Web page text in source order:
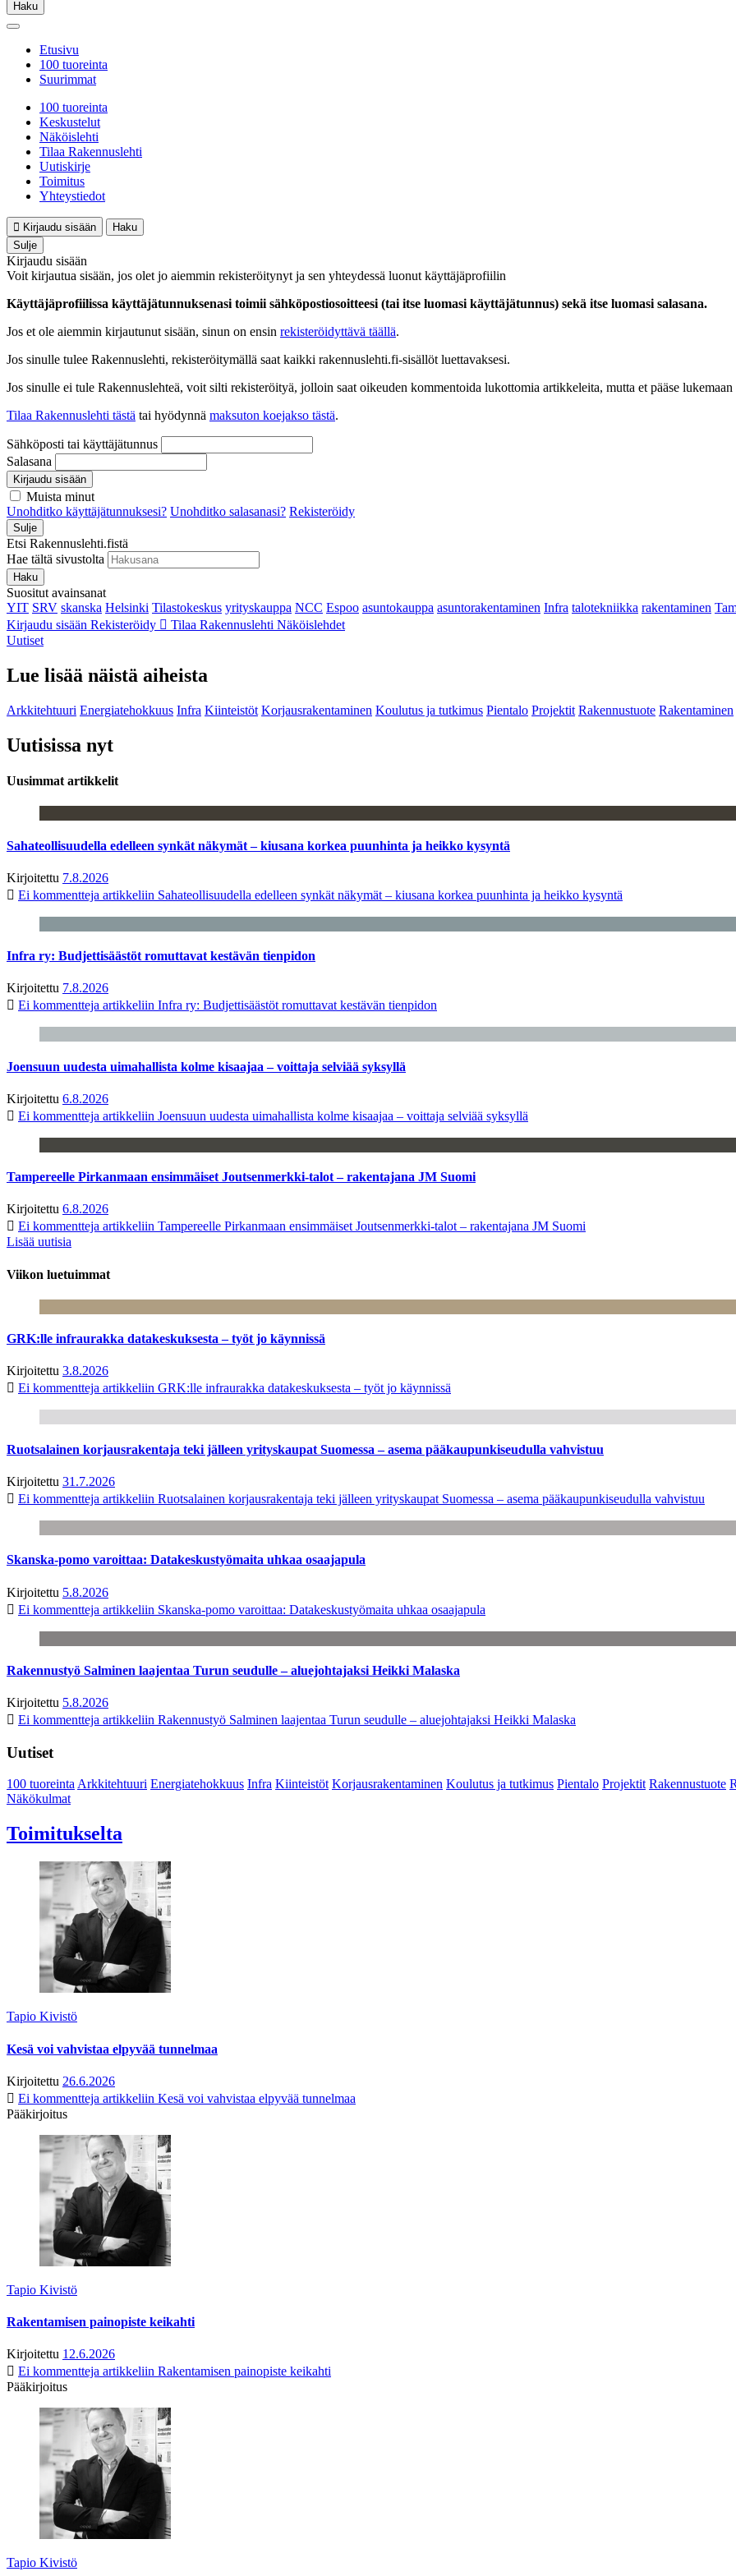
Haku
Etusivu
100 tuoreinta
Suurimmat
100 tuoreinta
Keskustelut
Näköislehti
Tilaa Rakennuslehti
Uutiskirje
Toimitus
Yhteystiedot
Kirjaudu sisään
Haku
Sulje
Kirjaudu sisään
Voit kirjautua sisään, jos olet jo aiemmin rekisteröitynyt ja sen yhteydessä luonut käyttäjäprofiilin
Käyttäjäprofiilissa käyttäjätunnuksenasi toimii sähköpostiosoitteesi (tai itse luomasi käyttäjätunnus) sekä itse luomasi salasana.
Jos et ole aiemmin kirjautunut sisään, sinun on ensin rekisteröidyttävä täällä.
Jos sinulle tulee Rakennuslehti, rekisteröitymällä saat kaikki rakennuslehti.fi-sisällöt luettavaksesi.
Jos sinulle ei tule Rakennuslehteä, voit silti rekisteröityä, jolloin saat oikeuden kommentoida lukottomia artikkeleita, mutta et pääse
Tilaa Rakennuslehti tästä tai hyödynnä maksuton koejakso tästä.
Sähköposti tai käyttäjätunnus
Salasana
Kirjaudu sisään
Muista minut
Unohditko käyttäjätunnuksesi? Unohditko salasanasi? Rekisteröidy
Sulje
Etsi Rakennuslehti.fistä
Hae tältä sivustolta
Haku
Suositut avainsanat
YIT SRV skanska Helsinki Tilastokeskus yrityskauppa NCC Espoo asuntokauppa asuntorakentaminen Infra talotekniikka rakentaminen
Kirjaudu sisään Rekisteröidy Tilaa Rakennuslehti Näköislehdet
Uutiset
Lue lisää näistä aiheista
Arkkitehtuuri Energiatehokkuus Infra Kiinteistöt Korjausrakentaminen Koulutus ja tutkimus Pientalo Projektit Rakennustuote Rakentaminen
Uutisissa nyt
Uusimmat artikkelit
Sahateollisuudella edelleen synkät näkymät – kiusana korkea puunhinta ja heikko kysyntä
Kirjoitettu 7.8.2026
Ei kommentteja artikkeliin Sahateollisuudella edelleen synkät näkymät – kiusana korkea puunhinta ja heikko kysyntä
Infra ry: Budjettisäästöt romuttavat kestävän tienpidon
Kirjoitettu 7.8.2026
Ei kommentteja artikkeliin Infra ry: Budjettisäästöt romuttavat kestävän tienpidon
Joensuun uudesta uimahallista kolme kisaajaa – voittaja selviää syksyllä
Kirjoitettu 6.8.2026
Ei kommentteja artikkeliin Joensuun uudesta uimahallista kolme kisaajaa – voittaja selviää syksyllä
Tampereelle Pirkanmaan ensimmäiset Joutsenmerkki-talot – rakentajana JM Suomi
Kirjoitettu 6.8.2026
Ei kommentteja artikkeliin Tampereelle Pirkanmaan ensimmäiset Joutsenmerkki-talot – rakentajana JM Suomi
Lisää uutisia
Viikon luetuimmat
GRK:lle infraurakka datakeskuksesta – työt jo käynnissä
Kirjoitettu 3.8.2026
Ei kommentteja artikkeliin GRK:lle infraurakka datakeskuksesta – työt jo käynnissä
Ruotsalainen korjausrakentaja teki jälleen yrityskaupat Suomessa – asema pääkaupunkiseudulla vahvistuu
Kirjoitettu 31.7.2026
Ei kommentteja artikkeliin Ruotsalainen korjausrakentaja teki jälleen yrityskaupat Suomessa – asema pääkaupunkiseudulla vahvistuu
Skanska-pomo varoittaa: Datakeskustyömaita uhkaa osaajapula
Kirjoitettu 5.8.2026
Ei kommentteja artikkeliin Skanska-pomo varoittaa: Datakeskustyömaita uhkaa osaajapula
Rakennustyö Salminen laajentaa Turun seudulle – aluejohtajaksi Heikki Malaska
Kirjoitettu 5.8.2026
Ei kommentteja artikkeliin Rakennustyö Salminen laajentaa Turun seudulle – aluejohtajaksi Heikki Malaska
Uutiset
100 tuoreintaArkkitehtuuri Energiatehokkuus Infra Kiinteistöt Korjausrakentaminen Koulutus ja tutkimus Pientalo Projektit Rakennustuote
Näkökulmat
Toimitukselta
Tapio Kivistö
Kesä voi vahvistaa elpyvää tunnelmaa
Kirjoitettu 26.6.2026
Ei kommentteja artikkeliin Kesä voi vahvistaa elpyvää tunnelmaa
Pääkirjoitus
Tapio Kivistö
Rakentamisen painopiste keikahti
Kirjoitettu 12.6.2026
Ei kommentteja artikkeliin Rakentamisen painopiste keikahti
Pääkirjoitus
Tapio Kivistö